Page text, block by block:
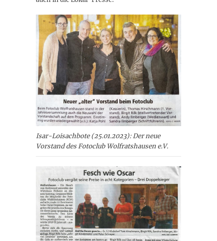
Isar-Loisachbote (25.01.2023): Der neue
Vorstand des Fotoclub Wolfratshausen e.V.